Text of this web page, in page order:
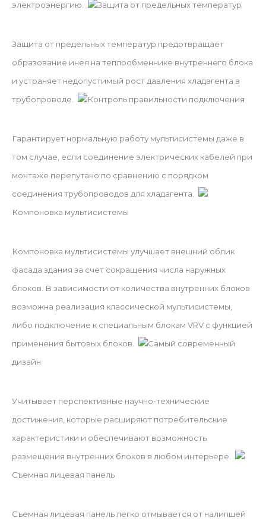
электроэнергию.
Защита от предельных температур
Защита от предельных температур предотвращает
образование инея на теплообменнике внутреннего блока
и устраняет недопустимый рост давления хладагента в
трубопроводе.
Контроль правильности подключения
Гарантирует нормальную работу мультисистемы даже в
том случае, если соединение электрических кабелей при
монтаже перепутано по сравнению с порядком
соединения трубопроводов для хладагента.
Компоновка мультисистемы
Компоновка мультисистемы улучшает внешний облик
фасада здания за счет сокращения числа наружных
блоков. В зависимости от количества внутренних блоков
возможна реализация классической мультисистемы,
либо подключение к специальным блокам VRV с функцией
применения бытовых блоков.
Самый современный
дизайн
Учитывает перспективные научно-технические
достижения, которые расширяют потребительские
характеристики и обеспечивают возможность
размещения внутренних блоков в любом интерьере.
Съемная лицевая панель
Съемная лицевая панель легко отмывается от налипшей